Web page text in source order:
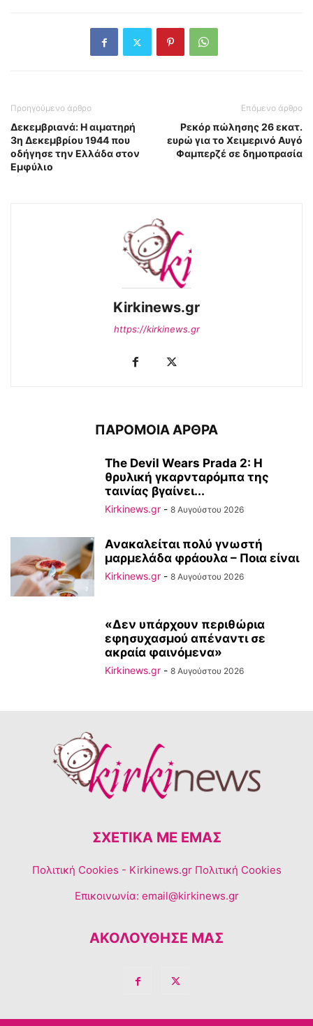
Προηγούμενο άρθρο
Δεκεμβριανά: Η αιματηρή
3η Δεκεμβρίου 1944 που
οδήγησε την Ελλάδα στον
Εμφύλιο
Επόμενο άρθρο
Ρεκόρ πώλησης 26 εκατ.
ευρώ για το Χειμερινό Αυγό
Φαμπερζέ σε δημοπρασία
Kirkinews.gr
https://kirkinews.gr
ΠΑΡΟΜΟΙΑ ΑΡΘΡΑ
The Devil Wears Prada 2: Η
θρυλική γκαρνταρόμπα της
ταινίας βγαίνει...
Kirkinews.gr - 8 Αυγούστου 2026
Ανακαλείται πολύ γνωστή
μαρμελάδα φράουλα – Ποια είναι
Kirkinews.gr - 8 Αυγούστου 2026
«Δεν υπάρχουν περιθώρια
εφησυχασμού απέναντι σε
ακραία φαινόμενα»
Kirkinews.gr - 8 Αυγούστου 2026
ΣΧΕΤΙΚΆ ΜΕ ΕΜΆΣ
Πολιτική Cookies - Kirkinews.gr Πολιτική Cookies
Επικοινωνία: email@kirkinews.gr
ΑΚΟΛΟΥΘΗΣΕ ΜΑΣ